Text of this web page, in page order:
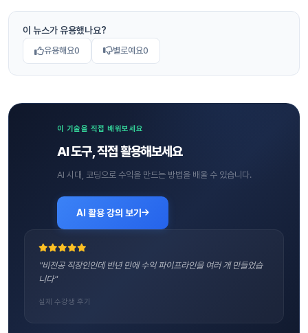
이 뉴스가 유용했나요?
유용해요0 별로예요0
이 기술을 직접 배워보세요
AI 도구, 직접 활용해보세요
AI 시대, 코딩으로 수익을 만드는 방법을 배울 수 있습니다.
AI 활용 강의 보기
"비전공 직장인인데 반년 만에 수익 파이프라인을 여러 개 만들었습
니다"
실제 수강생 후기